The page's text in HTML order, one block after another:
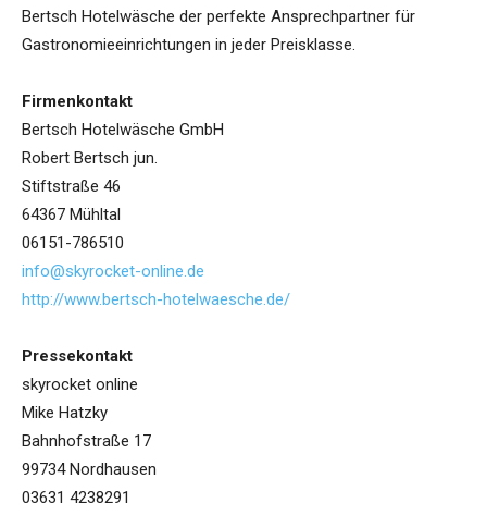
Bertsch Hotelwäsche der perfekte Ansprechpartner für
Gastronomieeinrichtungen in jeder Preisklasse.
Firmenkontakt
Bertsch Hotelwäsche GmbH
Robert Bertsch jun.
Stiftstraße 46
64367 Mühltal
06151-786510
info@skyrocket-online.de
http://www.bertsch-hotelwaesche.de/
Pressekontakt
skyrocket online
Mike Hatzky
Bahnhofstraße 17
99734 Nordhausen
03631 4238291